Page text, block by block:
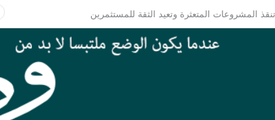
مقديشو رسم خارطة التحالفات العابرة للقارات؟